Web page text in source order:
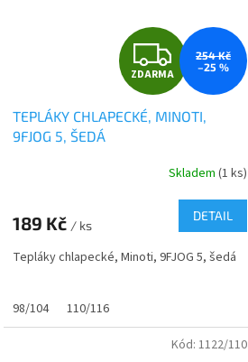
Z
D
A
R
M
A
ZDARMA
254 Kč
–25 %
TEPLÁKY CHLAPECKÉ, MINOTI,
9FJOG 5, ŠEDÁ
je
z
Skladem (1 ks)
189 Kč / ks
DETAIL
Tepláky chlapecké, Minoti, 9FJOG 5, šedá
98/104 110/116
Kód: 1122/110